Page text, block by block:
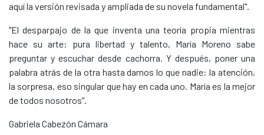
aquí la versión revisada y ampliada de su novela fundamental".
"El desparpajo de la que inventa una teoría propia mientras
hace su arte: pura libertad y talento, María Moreno sabe
preguntar y escuchar desde cachorra. Y después, poner una
palabra atrás de la otra hasta darnos lo que nadie: la atención,
la sorpresa, eso singular que hay en cada uno. María es la mejor
de todos nosotros".
Gabriela Cabezón Cámara